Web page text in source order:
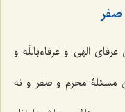
الهی و عرفاءباللَه و
مسئلۀ محرم و صفر و نه